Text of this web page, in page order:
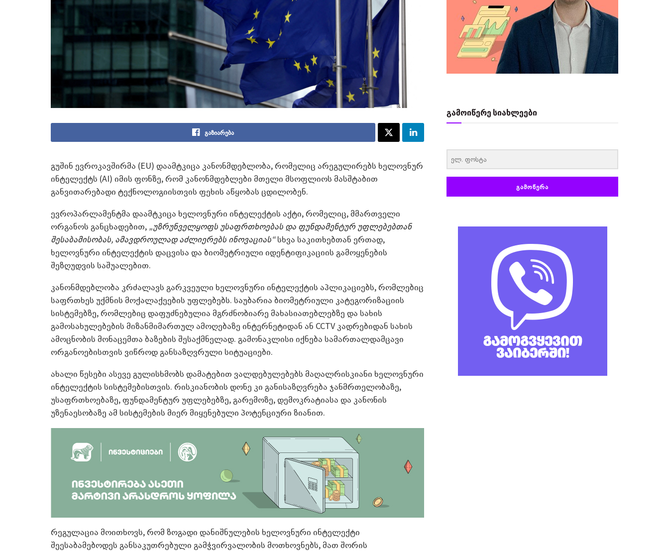
გაზიარება
გუშინ ევროკავშირმა (EU) დაამტკიცა კანონმდებლობა, რომელიც არეგულირებს ხელოვნურ
ინტელექტს (AI) იმის ფონზე, რომ კანონმდებლები მთელი მსოფლიოს მასშტაბით
განვითარებადი ტექნოლოგიისთვის ფეხის აწყობას ცდილობენ.
ევროპარლამენტმა დაამტკიცა ხელოვნური ინტელექტის აქტი, რომელიც, მმართველი
ორგანოს განცხადებით, „უზრუნველყოფს უსაფრთხოებას და ფუნდამენტურ უფლებებთან
შესაბამისობას, ამავდროულად აძლიერებს ინოვაციას“სხვა საკითხებთან ერთად,
ხელოვნური ინტელექტის დაცვისა და ბიომეტრიული იდენტიფიკაციის გამოყენების
შეზღუდვის საშუალებით.
კანონმდებლობა კრძალავს გარკვეული ხელოვნური ინტელექტის აპლიკაციებს, რომლებიც
საფრთხეს უქმნის მოქალაქეების უფლებებს. საუბარია ბიომეტრიული კატეგორიზაციის
სისტემებზე, რომლებიც დაფუძნებულია მგრძნობიარე მახასიათებლებზე და სახის
გამოსახულებების მიზანმიმართულ ამოღებაზე ინტერნეტიდან ან CCTV კადრებიდან სახის
ამოცნობის მონაცემთა ბაზების შესაქმნელად. გამონაკლისი იქნება სამართალდამცავი
ორგანოებისთვის ვიწროდ განსაზღვრული სიტუაციები.
ახალი წესები ასევე გულისხმობს დამატებით ვალდებულებებს მაღალრისკიანი ხელოვნური
ინტელექტის სისტემებისთვის. რისკიანობის დონე კი განისაზღვრება ჯანმრთელობაზე,
უსაფრთხოებაზე, ფუნდამენტურ უფლებებზე, გარემოზე, დემოკრატიასა და კანონის
უზენაესობაზე ამ სისტემების მიერ მიყენებული პოტენციური ზიანით.
რეგულაცია მოითხოვს, რომ ზოგადი დანიშნულების ხელოვნური ინტელექტი
შეესაბამებოდეს განსაკუთრებული გამჭვირვალობის მოთხოვნებს, მათ შორის
გამოიწერე სიახლეები
ᲒᲐᲛᲝᲬᲔᲠᲐ